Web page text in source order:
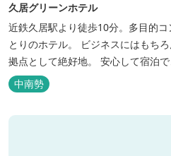
久居グリーンホテル
近鉄久居駅より徒歩10分。多目的
とりのホテル。 ビジネスにはもち
拠点として絶好地。 安心して宿泊
スも行き届いています。一志・ 嬉野
中南勢